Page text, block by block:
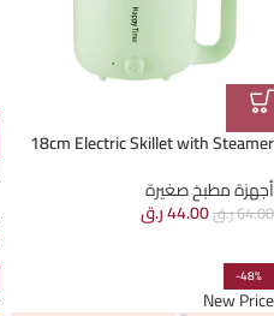
18cm Electric Skillet with Steamer
أجهزة مطبخ صغيرة
64.00ر.ق44.00ر.ق
-48%
New Price